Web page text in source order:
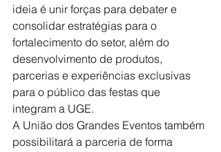
ideia é unir forças para debater e
consolidar estratégias para o
fortalecimento do setor, além do
desenvolvimento de produtos,
parcerias e experiências exclusivas
para o público das festas que
integram a UGE.
A União dos Grandes Eventos também
possibilitará a parceria de forma